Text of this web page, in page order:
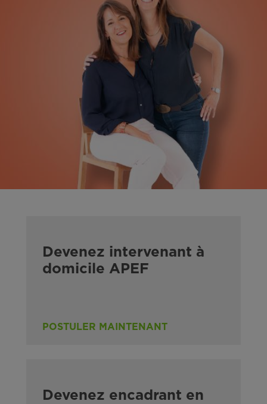
Devenez intervenant à
domicile APEF
POSTULER MAINTENANT
Devenez encadrant en